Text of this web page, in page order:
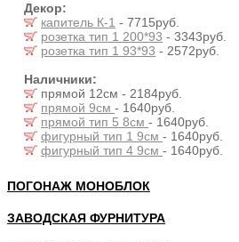
Декор:
капитель К-1 - 7715руб.
розетка тип 1 200*93 - 3343руб.
розетка тип 1 93*93 - 2572руб.
Наличники:
прямой 12см - 2184руб.
прямой 9см - 1640руб.
прямой тип 5 8см - 1640руб.
фигурный тип 1 9см - 1640руб.
фигурный тип 4 9см - 1640руб.
ПОГОНАЖ МОНОБЛОК
ЗАВОДСКАЯ ФУРНИТУРА